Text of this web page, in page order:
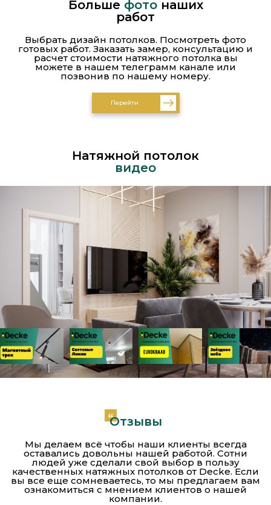
Больше фотонаших
работ
Выбрать дизайн потолков. Посмотреть фото
готовых работ. Заказать замер, консультацию и
расчет стоимости натяжного потолка вы
можете в нашем телеграмм канале или
позвонив по нашему номеру.
Перейти
Натяжной потолок
видео
Отзывы
Мы делаем всё чтобы наши клиенты всегда
оставались довольны нашей работой. Сотни
людей уже сделали свой выбор в пользу
качественных натяжных потолков от Decke. Если
вы все еще сомневаетесь, то мы предлагаем вам
ознакомиться с мнением клиентов о нашей
компании.